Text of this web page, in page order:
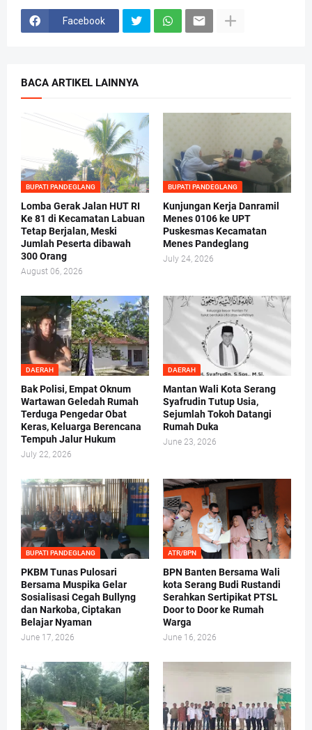
Facebook
BACA ARTIKEL LAINNYA
BUPATI PANDEGLANG
Lomba Gerak Jalan HUT RI
Ke 81 di Kecamatan Labuan
Tetap Berjalan, Meski
Jumlah Peserta dibawah
300 Orang
August 06, 2026
BUPATI PANDEGLANG
Kunjungan Kerja Danramil
Menes 0106 ke UPT
Puskesmas Kecamatan
Menes Pandeglang
July 24, 2026
DAERAH
Bak Polisi, Empat Oknum
Wartawan Geledah Rumah
Terduga Pengedar Obat
Keras, Keluarga Berencana
Tempuh Jalur Hukum
July 22, 2026
DAERAH
Mantan Wali Kota Serang
Syafrudin Tutup Usia,
Sejumlah Tokoh Datangi
Rumah Duka
June 23, 2026
BUPATI PANDEGLANG
PKBM Tunas Pulosari
Bersama Muspika Gelar
Sosialisasi Cegah Bullyng
dan Narkoba, Ciptakan
Belajar Nyaman
June 17, 2026
ATR/BPN
BPN Banten Bersama Wali
kota Serang Budi Rustandi
Serahkan Sertipikat PTSL
Door to Door ke Rumah
Warga
June 16, 2026